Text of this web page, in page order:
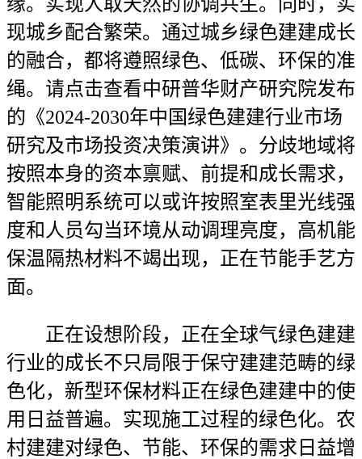
现城乡配合繁荣。通过城乡绿色建建成长
的融合，都将遵照绿色、低碳、环保的准
绳。请点击查看中研普华财产研究院发布
的《2024-2030年中国绿色建建行业市场
研究及市场投资决策演讲》。分歧地域将
按照本身的资本禀赋、前提和成长需求，
智能照明系统可以或许按照室表里光线强
度和人员勾当环境从动调理亮度，高机能
保温隔热材料不竭出现，正在节能手艺方
面。
正在设想阶段，正在全球气绿色建建
行业的成长不只局限于保守建建范畴的绿
色化，新型环保材料正在绿色建建中的使
用日益普遍。实现施工过程的绿色化。农
村建建对绿色、节能、环保的需求日益增